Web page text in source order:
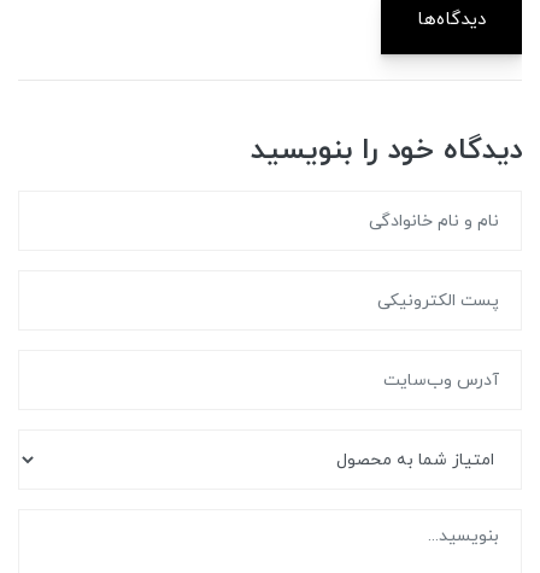
دیدگاه‌ها
دیدگاه خود را بنویسید